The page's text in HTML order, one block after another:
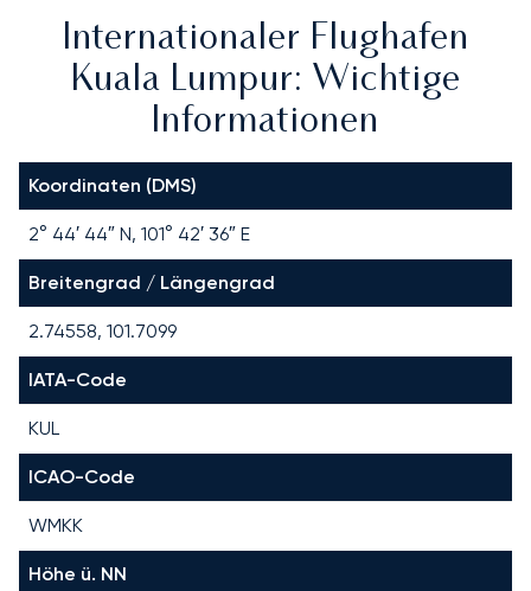
Internationaler Flughafen
Kuala Lumpur: Wichtige
Informationen
Koordinaten (DMS)
2° 44′ 44″ N, 101° 42′ 36″ E
Breitengrad / Längengrad
2.74558, 101.7099
IATA-Code
KUL
ICAO-Code
WMKK
Höhe ü. NN